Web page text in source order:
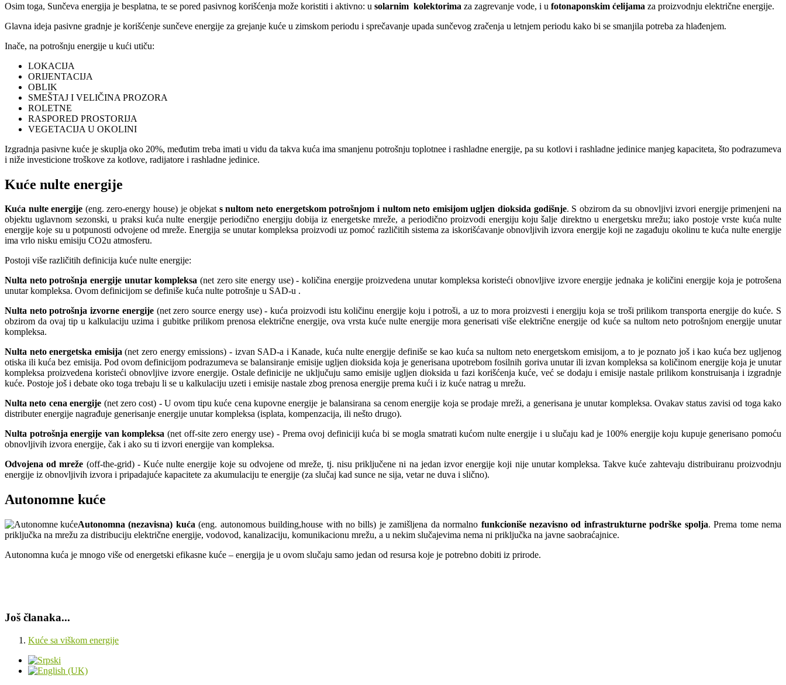
Osim toga, Sunčeva energija je besplatna, te se pored pasivnog korišćenja može koristiti i aktivno: u solarnim kolektorima za zagrevanje vode, i u fotonaponskim ćelijama za proizvodnju električne energije.
Glavna ideja pasivne gradnje je korišćenje sunčeve energije za grejanje kuće u zimskom periodu i sprečavanje upada sunčevog zračenja u letnjem periodu kako bi se smanjila potreba za hlađenjem.
Inače, na potrošnju energije u kući utiču:
LOKACIJA
ORIJENTACIJA
OBLIK
SMEŠTAJ I VELIČINA PROZORA
ROLETNE
RASPORED PROSTORIJA
VEGETACIJA U OKOLINI
Izgradnja pasivne kuće je skuplja oko 20%, međutim treba imati u vidu da takva kuća ima smanjenu potrošnju toplotnee i rashladne energije, pa su kotlovi i rashladne jedinice manjeg kapaciteta, što podrazumeva
i niže investicione troškove za kotlove, radijatore i rashladne jedinice.
Kuće nulte energije
Kuća nulte energije (eng. zero-energy house) je objekat s nultom neto energetskom potrošnjom i nultom neto emisijom ugljen dioksida godišnje. S obzirom da su obnovljivi izvori energije primenjeni na
objektu uglavnom sezonski, u praksi kuća nulte energije periodično energiju dobija iz energetske mreže, a periodično proizvodi energiju koju šalje direktno u energetsku mrežu; iako postoje vrste kuća nulte
energije koje su u potpunosti odvojene od mreže. Energija se unutar kompleksa proizvodi uz pomoć različitih sistema za iskorišćavanje obnovljivih izvora energije koji ne zagađuju okolinu te kuća nulte energije
ima vrlo nisku emisiju CO2u atmosferu.
Postoji više različitih definicija kuće nulte energije:
Nulta neto potrošnja energije unutar kompleksa (net zero site energy use) - količina energije proizvedena unutar kompleksa koristeći obnovljive izvore energije jednaka je količini energije koja je potrošena
unutar kompleksa. Ovom definicijom se definiše kuća nulte potrošnje u SAD-u .
Nulta neto potrošnja izvorne energije(net zero source energy use) - kuća proizvodi istu količinu energije koju i potroši, a uz to mora proizvesti i energiju koja se troši prilikom transporta energije do kuće. S
obzirom da ovaj tip u kalkulaciju uzima i gubitke prilikom prenosa električne energije, ova vrsta kuće nulte energije mora generisati više električne energije od kuće sa nultom neto potrošnjom energije unutar
kompleksa.
Nulta neto energetska emisija(net zero energy emissions) - izvan SAD-a i Kanade, kuća nulte energije definiše se kao kuća sa nultom neto energetskom emisijom, a to je poznato još i kao kuća bez ugljenog
otiska ili kuća bez emisija. Pod ovom definicijom podrazumeva se balansiranje emisije ugljen dioksida koja je generisana upotrebom fosilnih goriva unutar ili izvan kompleksa sa količinom energije koja je unutar
kompleksa proizvedena koristeći obnovljive izvore energije. Ostale definicije ne uključuju samo emisije ugljen dioksida u fazi korišćenja kuće, već se dodaju i emisije nastale prilikom konstruisanja i izgradnje
kuće. Postoje još i debate oko toga trebaju li se u kalkulaciju uzeti i emisije nastale zbog prenosa energije prema kući i iz kuće natrag u mrežu.
Nulta neto cena energije (net zero cost) - U ovom tipu kuće cena kupovne energije je balansirana sa cenom energije koja se prodaje mreži, a generisana je unutar kompleksa. Ovakav status zavisi od toga kako
distributer energije nagrađuje generisanje energije unutar kompleksa (isplata, kompenzacija, ili nešto drugo).
Nulta potrošnja energije van kompleksa (net off-site zero energy use) - Prema ovoj definiciji kuća bi se mogla smatrati kućom nulte energije i u slučaju kad je 100% energije koju kupuje generisano pomoću
obnovljivih izvora energije, čak i ako su ti izvori energije van kompleksa.
Odvojena od mreže (off-the-grid) - Kuće nulte energije koje su odvojene od mreže, tj. nisu priključene ni na jedan izvor energije koji nije unutar kompleksa. Takve kuće zahtevaju distribuiranu proizvodnju
energije iz obnovljivih izvora i pripadajuće kapacitete za akumulaciju te energije (za slučaj kad sunce ne sija, vetar ne duva i slično).
Autonomne kuće
Autonomna (nezavisna) kuća (eng. autonomous building,house with no bills) je zamišljena da normalno funkcioniše nezavisno od infrastrukturne podrške spolja. Prema tome nema
priključka na mrežu za distribuciju električne energije, vodovod, kanalizaciju, komunikacionu mrežu, a u nekim slučajevima nema ni priključka na javne saobraćajnice.
Autonomna kuća je mnogo više od energetski efikasne kuće – energija je u ovom slučaju samo jedan od resursa koje je potrebno dobiti iz prirode.
Još članaka...
Kuće sa viškom energije